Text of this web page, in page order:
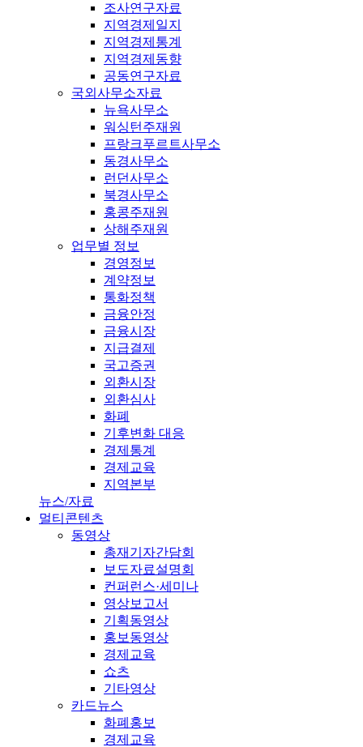
조사연구자료
지역경제일지
지역경제통계
지역경제동향
공동연구자료
국외사무소자료
뉴욕사무소
워싱턴주재원
프랑크푸르트사무소
동경사무소
런던사무소
북경사무소
홍콩주재원
상해주재원
업무별 정보
경영정보
계약정보
통화정책
금융안정
금융시장
지급결제
국고증권
외환시장
외환심사
화폐
기후변화 대응
경제통계
경제교육
지역본부
뉴스/자료
멀티콘텐츠
동영상
총재기자간담회
보도자료설명회
컨퍼런스·세미나
영상보고서
기획동영상
홍보동영상
경제교육
쇼츠
기타영상
카드뉴스
화폐홍보
경제교육